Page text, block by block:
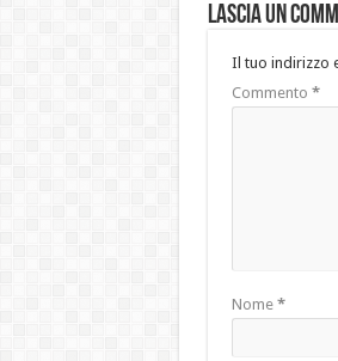
Lascia un
Il tuo indirizzo
Commento *
Nome *